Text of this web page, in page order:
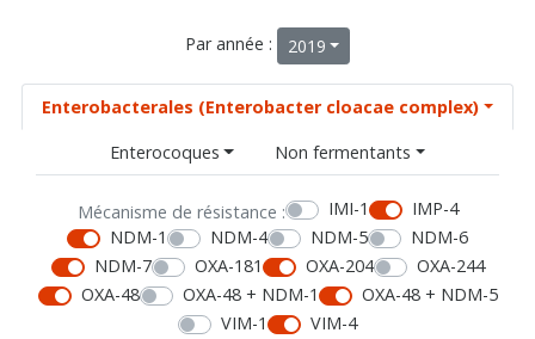
Par année : 2019
Enterobacterales (Enterobacter cloacae complex)
Enterocoques
Non fermentants
Mécanisme de résistance : IMI-1
IMP-4
NDM-1
NDM-4 NDM-5
NDM-6
NDM-7
OXA-181 OXA-204
OXA-244
OXA-48
OXA-48 + NDM-1
OXA-48 + NDM-5
VIM-1
VIM-4